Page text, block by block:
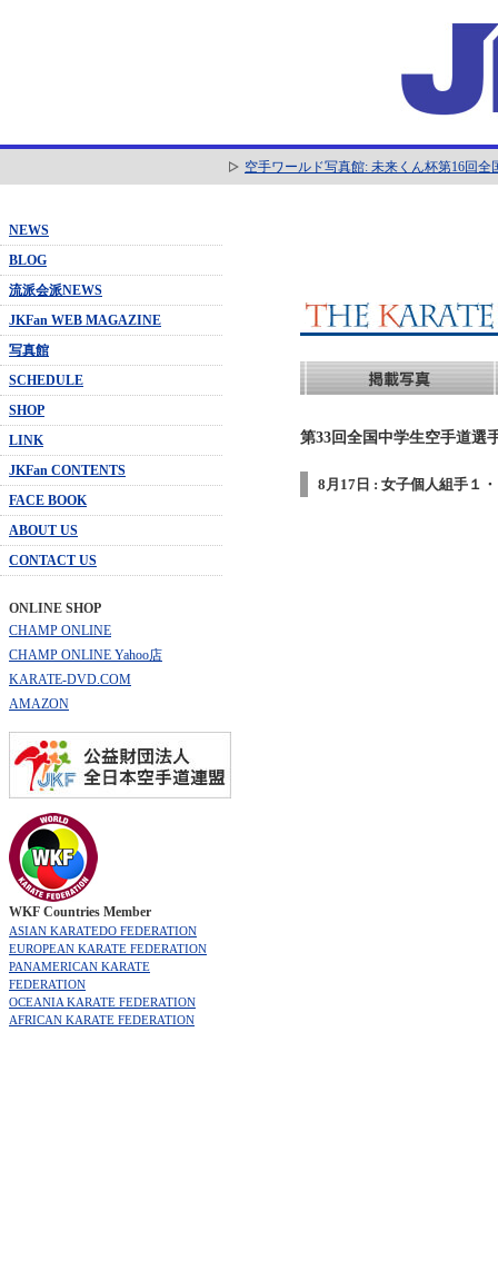
空手ワールド写真館: 未来くん杯第16回
NEWS
BLOG
流派会派NEWS
JKFan WEB MAGAZINE
写真館
SCHEDULE
SHOP
LINK
JKFan CONTENTS
FACE BOOK
ABOUT US
CONTACT US
ONLINE SHOP
CHAMP ONLINE
CHAMP ONLINE Yahoo店
KARATE-DVD.COM
AMAZON
WKF Countries Member
ASIAN KARATEDO FEDERATION
EUROPEAN KARATE FEDERATION
PANAMERICAN KARATE
FEDERATION
OCEANIA KARATE FEDERATION
AFRICAN KARATE FEDERATION
第33回全国中学生空手道選
8月17日 : 女子個人組手１